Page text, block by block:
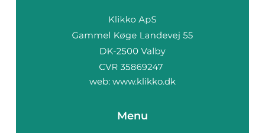
web: www.klikko.dk
Menu